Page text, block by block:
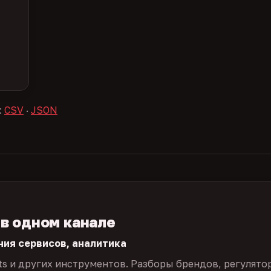
CSV · JSON
одном канале
сервисов, аналитика
и других инструментов. Разборы брендов,